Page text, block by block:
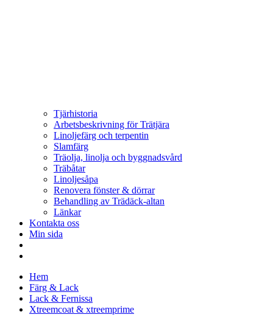
Tjärhistoria
Arbetsbeskrivning för Trätjära
Linoljefärg och terpentin
Slamfärg
Träolja, linolja och byggnadsvård
Träbåtar
Linoljesåpa
Renovera fönster & dörrar
Behandling av Trädäck-altan
Länkar
Kontakta oss
Min sida
Hem
Färg & Lack
Lack & Fernissa
Xtreemcoat & xtreemprime